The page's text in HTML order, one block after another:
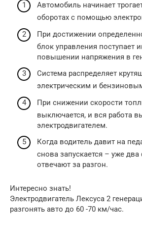
Автомобиль начинает
оборотах с помощью
При достижении
блок управления поступает
повышении напряжения в
Система распределяет
электрическим и
При снижении скорости
выключается, и вся работа
электродвигателем.
Когда водитель давит на
снова запускается – уже два
отвечают за разгон.
Интересно знать!
Электродвигатель Лексуса 2
разгонять авто до 60 -70 км/час.